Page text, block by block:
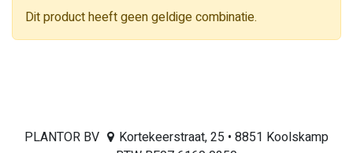
Dit product heeft geen geldige combinatie.
PLANTOR BV
Kortekeerstraat, 25 • 8851 Koolskamp